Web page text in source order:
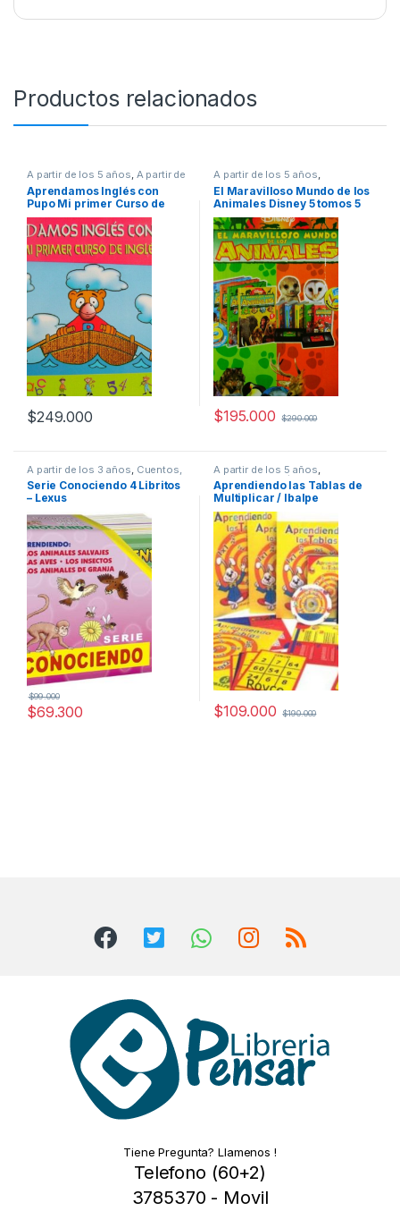
Productos relacionados
A partir de los 5 años, A partir de
los 7 años Animados
Didácticos,Idiomas,Idiomas y
Lingüística,Infantil
Aprendamos Inglés con
Pupo Mi primer Curso de
Ingles – Zamora
$249.000
A partir de los 5 años,
Animados,Cuentos, Fabulas y
Relatos,Cultura Para Niños,
Didácticos ,Infantil,
El Maravilloso Mundo de los
Animales Disney 5 tomos 5
DVD / Planeta
$195.000 $290.000
A partir de los 3 años Cuentos,
Fabulas y Relatos , Cultura Para
Niños ,Didácticos,Infantil,
Ofertas
Serie Conociendo 4 Libritos
– Lexus
$69.300
$99.000
A partir de los 5 años
Animados Didácticos, Infantil
Aprendiendo las Tablas de
Multiplicar / Ibalpe
$109.000 $190.000
Tiene Pregunta? Llamenos !
Telefono (60+2)
3785370 - Movil